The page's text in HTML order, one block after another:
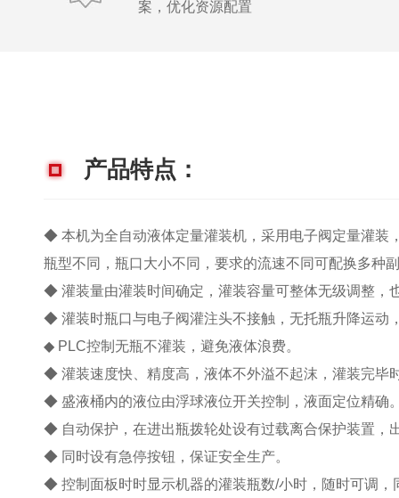
案，优化资源配置
产品特点：
◆ 本机为全自动液体定量灌装机，采用电子阀定量灌装
瓶型不同，瓶口大小不同，要求的流速不同可配换多种
◆ 灌装量由灌装时间确定，灌装容量可整体无级调整，
◆ 灌装时瓶口与电子阀灌注头不接触，无托瓶升降运动
◆ PLC控制无瓶不灌装，避免液体浪费。
◆ 灌装速度快、精度高，液体不外溢不起沫，灌装完毕
◆ 盛液桶内的液位由浮球液位开关控制，液面定位精确
◆ 自动保护，在进出瓶拨轮处设有过载离合保护装置，
◆ 同时设有急停按钮，保证安全生产。
◆ 控制面板时时显示机器的灌装瓶数/小时，随时可调，